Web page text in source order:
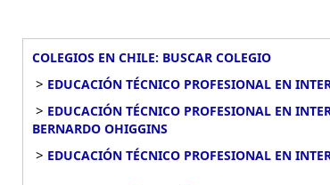
COLEGIOS EN CHILE: BUSCAR COLEGIO
> EDUCACIÓN TÉCNICO PROFESIONAL EN
> EDUCACIÓN TÉCNICO PROFESIONAL EN
BERNARDO OHIGGINS
> EDUCACIÓN TÉCNICO PROFESIONAL EN